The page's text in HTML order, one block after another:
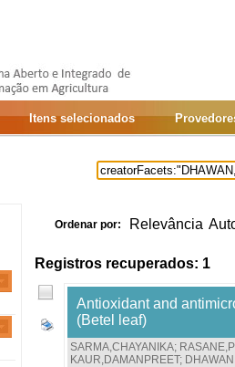
Itens selecionados
Ordenar por: Relevância
Registros recuperados: 1
Antioxidant and
(Betel leaf)
SARMA,CHAYANIKA;
KAUR,DAMANPREET;